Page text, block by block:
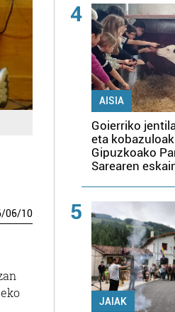
/06/10
4
AISIA
Goierriko
eta
Gipuzkoako
Sarearen
5
JAIAK